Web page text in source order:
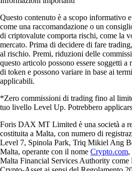
Questo contenuto è a scopo informativo
come una raccomandazione o un
di criptovalute comporta rischi, come la
mercato. Prima di decidere di fare
al rischio. Premi, riduzioni delle
questo articolo possono essere soggetti
di token e possono variare in base ai
applicabili.
*Zero commissioni di trading fino al
tuo livello Level Up. Potrebbero
Foris DAX MT Limited è una società a
costituita a Malta, con numero di
Level 7, Spinola Park, Triq Mikiel Ang
Malta, operante con il nome Crypto.com,
Malta Financial Services Authority